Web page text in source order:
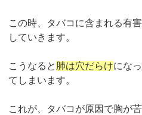
この時、タバコに含まれる有
していきます。
こうなると 肺は穴だらけにな
てしまいます。
これが、タバコが原因で胸が